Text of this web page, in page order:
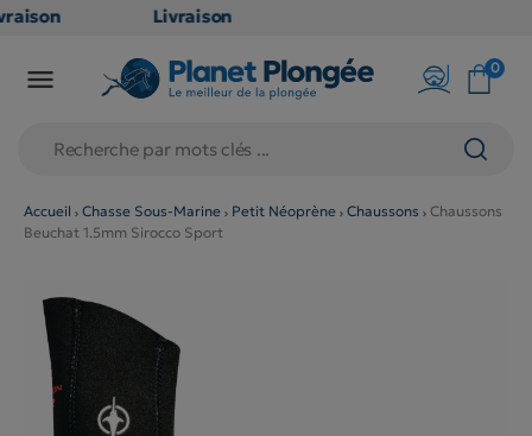
Livraison
en point
79€
(hors
produits
: non
éligibles)
 0
Accueil Chasse Sous-Marine Petit Néoprène Chaussons
Chaussons
Beuchat 1.5mm Sirocco Sport